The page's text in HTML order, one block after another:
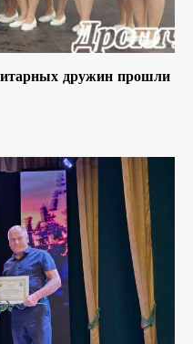
дружин прошли